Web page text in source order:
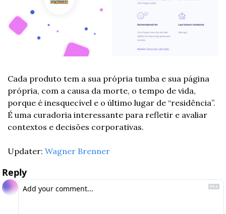
Cada produto tem a sua própria tumba e sua página
própria, com a causa da morte, o tempo de vida,
porque é inesquecível e o último lugar de “residência”.
É uma curadoria interessante para refletir e avaliar
contextos e decisões corporativas.
Updater: Wagner Brenner
Reply